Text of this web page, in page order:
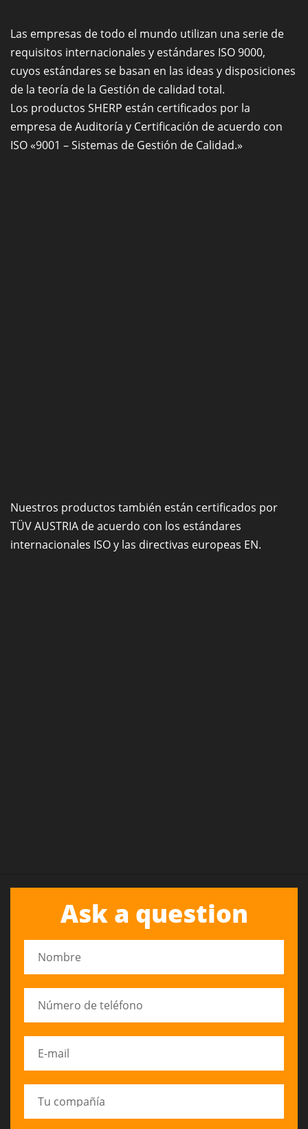
Las empresas de todo el mundo utilizan una serie de
requisitos internacionales y estándares ISO 9000,
cuyos estándares se basan en las ideas y disposiciones
de la teoría de la Gestión de calidad total.
Los productos SHERP están certificados por la
empresa de Auditoría y Certificación de acuerdo con
ISO «9001 – Sistemas de Gestión de Calidad.»
Nuestros productos también están certificados por
TÜV AUSTRIA de acuerdo con los estándares
internacionales ISO y las directivas europeas EN.
Ask a question